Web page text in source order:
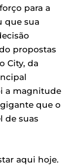
para a
que sua
propostas
City, da
a magnitude
que o
de suas
aqui hoje.